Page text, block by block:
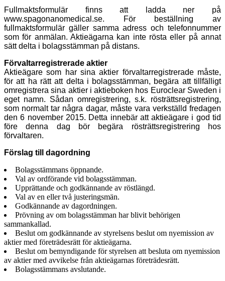
Fullmaktsformulär finns att ladda ner på
www.spagonanomedical.se. För beställning av
fullmaktsformulär gäller samma adress och telefonnummer
som för anmälan. Aktieägarna kan inte rösta eller på annat
sätt delta i bolagsstämman på distans.
Förvaltarregistrerade aktier
Aktieägare som har sina aktier förvaltarregistrerade måste,
för att ha rätt att delta i bolagsstämman, begära att tillfälligt
omregistrera sina aktier i aktieboken hos Euroclear Sweden i
eget namn. Sådan omregistrering, s.k. rösträttsregistrering,
som normalt tar några dagar, måste vara verkställd fredagen
den 6 november 2015. Detta innebär att aktieägare i god tid
före denna dag bör begära rösträttsregistrering hos
förvaltaren.
Förslag till dagordning
Bolagsstämmans öppnande.
Val av ordförande vid bolagsstämman.
Upprättande och godkännande av röstlängd.
Val av en eller två justeringsmän.
Godkännande av dagordningen.
Prövning av om bolagsstämman har blivit behörigen
sammankallad.
Beslut om godkännande av styrelsens beslut om nyemission av
aktier med företrädesrätt för aktieägarna.
Beslut om bemyndigande för styrelsen att besluta om nyemission
av aktier med avvikelse från aktieägarnas företrädesrätt.
Bolagsstämmans avslutande.